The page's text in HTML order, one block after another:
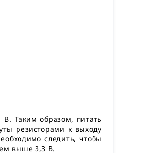
В. Таким образом, питать
резисторами к выходу
следить, чтобы
выше 3,3 В.